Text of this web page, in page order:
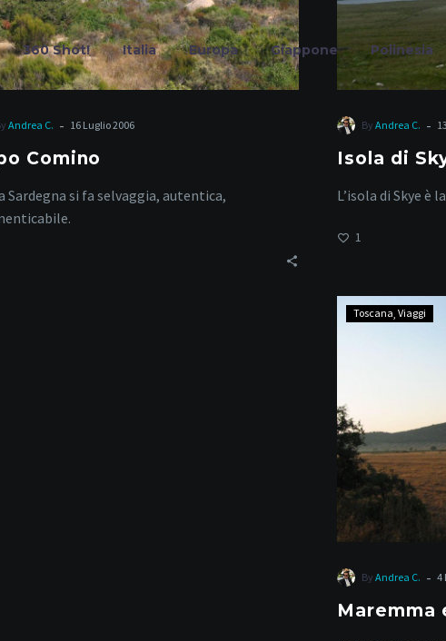
360 Shot! Italia Europa Giappone Polinesia
nella natura
Andrea C. - 16 Luglio 2006
Comino
Sardegna si fa selvaggia, autentica,
By Andrea C. -
Isola di
L’isola di Skye è
1
Toscana Viaggi
By Andrea C. - 4
Maremma